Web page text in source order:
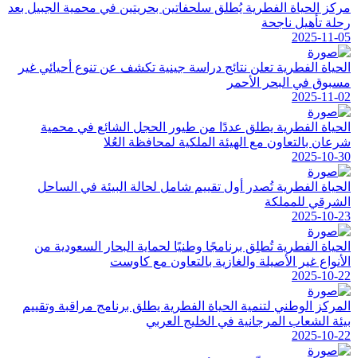
مركز الحياة الفطرية يُطلق سلحفاتين بحريتين في محمية الجبيل بعد
رحلة تأهيل ناجحة
2025-11-05
الحياة الفطرية تعلن نتائج دراسة جينية تكشف عن تنوع أحيائي غير
مسبوق في البحر الأحمر
2025-11-02
الحياة الفطرية يطلق عددًا من طيور الحجل الشائع في محمية
شرعان بالتعاون مع الهيئة الملكية لمحافظة العُلا
2025-10-30
الحياة الفطرية تُصدر أول تقييم شامل لحالة البيئة في الساحل
الشرقي للمملكة
2025-10-23
الحياة الفطرية تُطلِق برنامجًا وطنيًا لحماية البحار السعودية من
الأنواع غير الأصيلة والغازية بالتعاون مع كاوست
2025-10-22
المركز الوطني لتنمية الحياة الفطرية يطلق برنامج مراقبة وتقييم
بيئة الشعاب المرجانية في الخليج العربي
2025-10-22